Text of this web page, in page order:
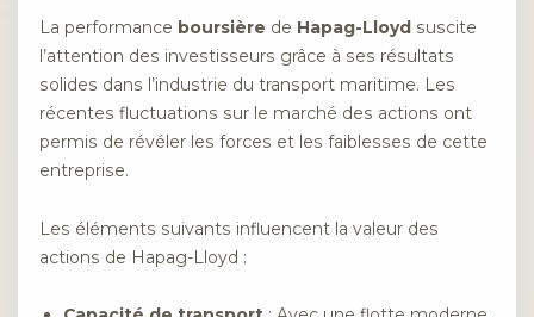
La performance boursière de Hapag-Lloyd suscite
l’attention des investisseurs grâce à ses résultats
solides dans l’industrie du transport maritime. Les
récentes fluctuations sur le marché des actions ont
permis de révéler les forces et les faiblesses de cette
entreprise.
Les éléments suivants influencent la valeur des
actions de Hapag-Lloyd :